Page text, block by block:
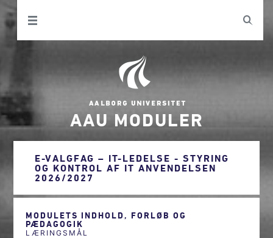
AAU MODULER
E-VALGFAG – IT-LEDELSE - STYRING
OG KONTROL AF IT ANVENDELSEN
2026/2027
MODULETS INDHOLD, FORLØB OG
PÆDAGOGIK
LÆRINGSMÅL